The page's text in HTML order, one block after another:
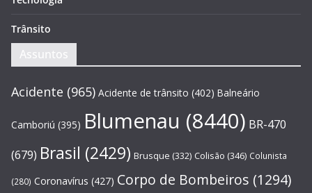
Trânsito
Assuntos
Acidente (965) Acidente de trânsito (402) Balneário
Camboriú (395) Blumenau (8440) BR-470
(679) Brasil (2429) Brusque (332) Colisão (346) Colunista
(280) Coronavírus (427) Corpo de Bombeiros (1294)